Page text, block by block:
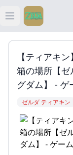
Open main menu
【ティアキ
箱の場所【
グダム】 - ゲ
ゼルダ ティアキン